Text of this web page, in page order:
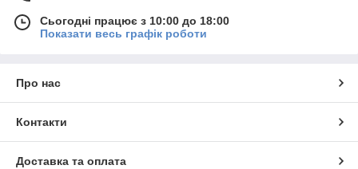
Сьогодні працює з 10:00 до 18:00
Показати весь графік роботи
Про нас
Контакти
Доставка та оплата